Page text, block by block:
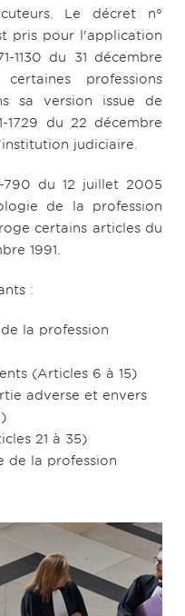
Le décret n°
pris pour l'application
du 31 décembre
professions
sa version issue de
du 22 décembre
judiciaire.
du 12 juillet 2005
de la profession
certains articles du
1991.
:
la profession
(Articles 6 à 15)
adverse et envers
21 à 35)
de la profession